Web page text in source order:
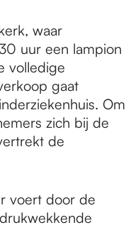
waar
uur een lampion
volledige
gaat
Om
zich bij de
de
voert door de